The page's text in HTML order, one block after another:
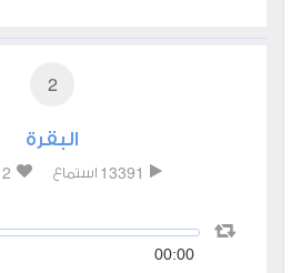
2
البقرة
13391 استماع 2
00:00